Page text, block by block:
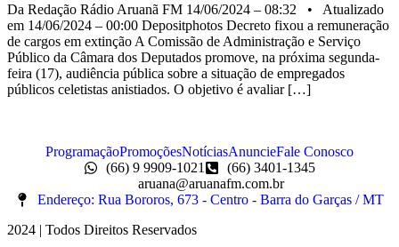
Da Redação Rádio Aruanã FM 14/06/2024 – 08:32 • Atualizado
em 14/06/2024 – 00:00 Depositphotos Decreto fixou a remuneração
de cargos em extinção A Comissão de Administração e Serviço
Público da Câmara dos Deputados promove, na próxima segunda-
feira (17), audiência pública sobre a situação de empregados
públicos celetistas anistiados. O objetivo é avaliar […]
ProgramaçãoPromoçõesNotíciasAnuncieFale Conosco
(66) 9 9909-1021
(66) 3401-1345
aruana@aruanafm.com.br
Endereço: Rua Bororos, 673 - Centro - Barra do Garças / MT
2024 | Todos Direitos Reservados